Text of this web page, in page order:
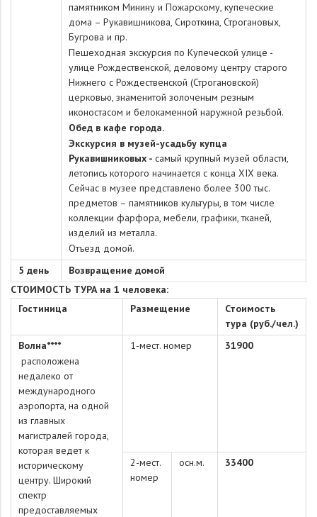
памятником Минину и Пожарскому, купеческие
дома – Рукавишникова, Сироткина, Строгановых,
Бугрова и пр.
Пешеходная экскурсия по Купеческой улице -
улице Рождественской, деловому центру старого
Нижнего с Рождественской (Строгановской)
церковью, знаменитой золоченым резным
иконостасом и белокаменной наружной резьбой.
Обед в кафе города.
Экскурсия в музей-усадьбу купца
Рукавишниковых - самый крупный музей области,
летопись которого начинается с конца XIX века.
Сейчас в музее представлено более 300 тыс.
предметов – памятников культуры, в том числе
коллекции фарфора, мебели, графики, тканей,
изделий из металла.
Отъезд домой.
5 день
Возвращение домой
СТОИМОСТЬ ТУРА на 1 человека:
Гостиница
Размещение
Стоимость
тура (руб./чел.)
Волна****
расположена
недалеко от
международного
аэропорта, на одной
из главных
магистралей города,
которая ведет к
историческому
центру. Широкий
спектр
предоставляемых
1-мест. номер 31900
2-мест.
номер
осн.м. 33400